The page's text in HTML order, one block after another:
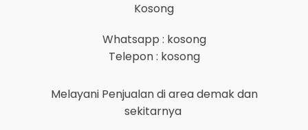
Kosong
Whatsapp : kosong
Telepon : kosong
Melayani Penjualan di areademakdan
sekitarnya